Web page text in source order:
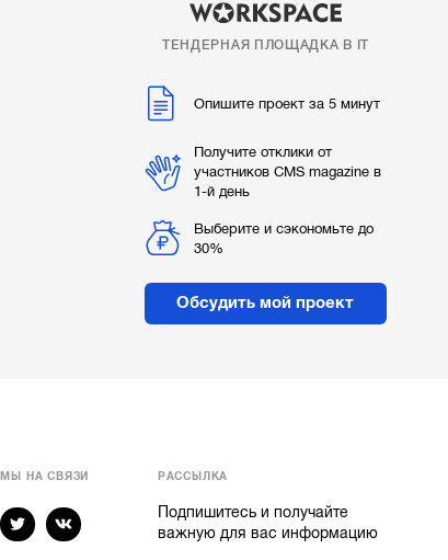
ТЕНДЕРНАЯ ПЛОЩАДКА В IT
Опишите проект за 5 минут
Получите отклики от
участников CMS magazine в
1-й день
Выберите и сэкономьте до
30%
Обсудить мой проект
МЫ НА СВЯЗИ РАССЫЛКА
Подпишитесь и получайте
важную для вас информацию